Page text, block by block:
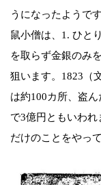
うになったようです
鼠小僧は、1. ひと
を取らず金銀のみ
狙います。1823（
は約100カ所、盗
で3億円ともいわ
だけのことをやっ